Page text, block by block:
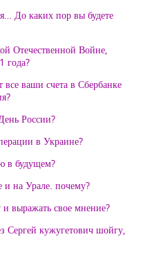
До каких пор вы будете
Отечественной Войне,
года?
ваши счета в Сбербанке
России?
в Украине?
в будущем?
и на Урале. почему?
выражать свое мнение?
Сергей кужугетович шойгу,